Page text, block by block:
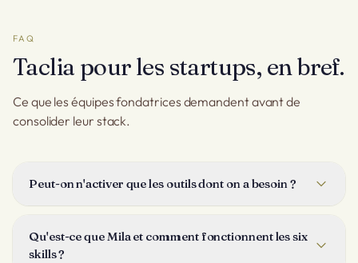
FAQ
Taclia pour les startups, en bref.
Ce que les équipes fondatrices demandent avant de
consolider leur stack.
Peut-on n'activer que les outils dont on a besoin ?
et le reste, s'active pour votre organisation quand vous en
avez besoin. Démarrez léger et ajoutez des outils à mesure
Qu'est-ce que Mila et comment fonctionnent les six
skills ?